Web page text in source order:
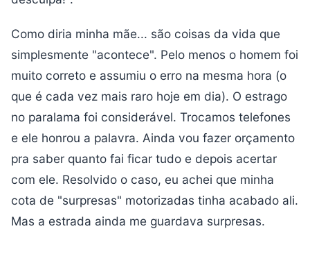
Como diria minha mãe... são coisas da vida que
simplesmente "acontece". Pelo menos o homem foi
muito correto e assumiu o erro na mesma hora (o
que é cada vez mais raro hoje em dia). O estrago
no paralama foi considerável. Trocamos telefones
e ele honrou a palavra. Ainda vou fazer orçamento
pra saber quanto fai ficar tudo e depois acertar
com ele. Resolvido o caso, eu achei que minha
cota de "surpresas" motorizadas tinha acabado ali.
Mas a estrada ainda me guardava surpresas.